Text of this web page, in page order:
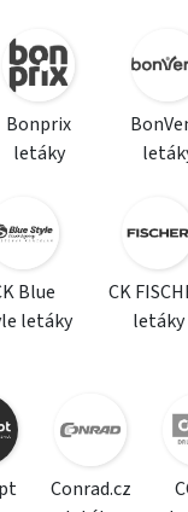
Bonprix
letáky
Blue
letáky
CK
letáky
Conrad.cz